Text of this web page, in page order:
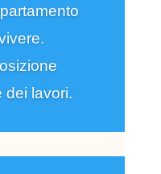
dei lavori.